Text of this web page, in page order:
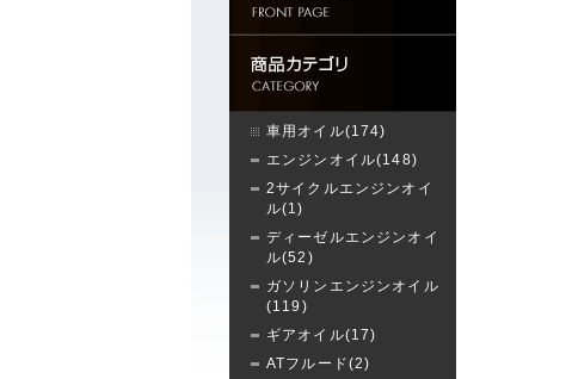
車用オイル(174)
エンジンオイル(148)
2サイクルエンジンオイ
ル(1)
ディーゼルエンジンオイ
ル(52)
ガソリンエンジンオイル
(119)
ギアオイル(17)
ATフルード(2)